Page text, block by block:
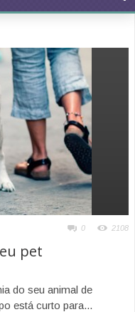
0 2108
pet
do seu animal de
está curto para...